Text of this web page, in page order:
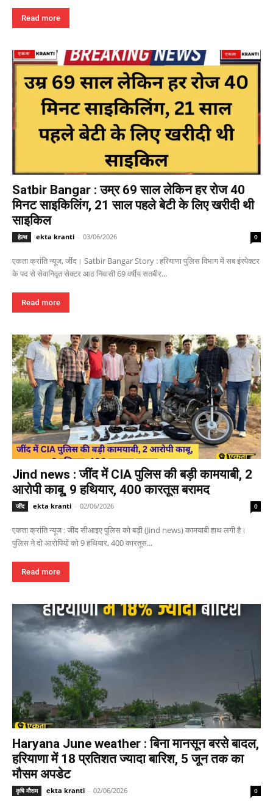
Read more
Satbir Bangar : उम्र 69 साल लेकिन हर रोज 40
मिनट साइकिलिंग, 21 साल पहले बेटी के लिए खरीदी थी
साइकिल
हेल्थ ekta kranti - 03/06/2026 0
एकता क्रांति न्यूज, जींद। Satbir Bangar Story : हरियाणा पुलिस विभाग में सब इंस्पेक्टर
के पद से सेवानिवृत सेक्टर आठ निवासी 69 वर्षीय सतबीर...
Read more
Jind news : जींद में CIA पुलिस की बड़ी कामयाबी, 2
आरोपी काबू, 9 हथियार, 400 कारतूस बरामद
जींद ekta kranti - 02/06/2026 0
एकता क्रांति न्यूज : जींद सीआइए पुलिस को बड़ी (Jind news) कामयाबी हाथ लगी है।
पुलिस ने दो आरोपियों को 9 हथियार, 400 कारतूस...
Read more
Haryana June weather : बिना मानसून बरसे बादल,
हरियाणा में 18 प्रतिशत ज्यादा बारिश, 5 जून तक का
मौसम अपडेट
कृषि मौसम ekta kranti - 02/06/2026 0